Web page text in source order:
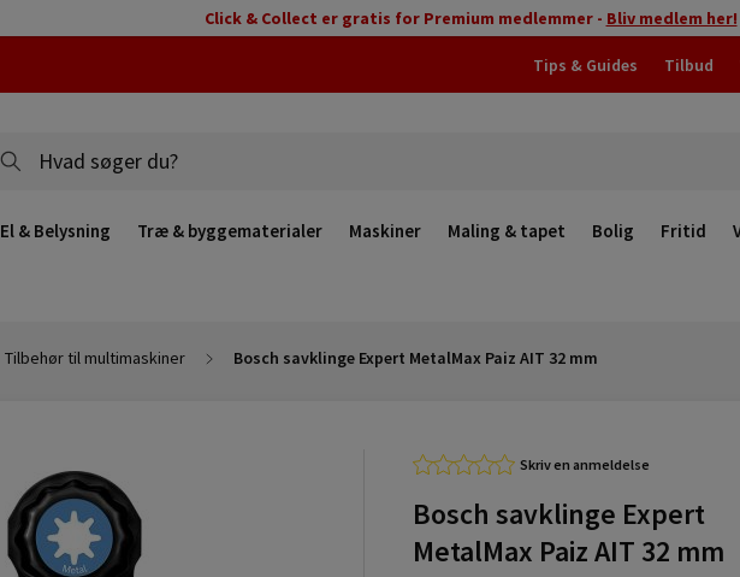
Click & Collect er gratis for Premium medlemmer - Bliv medlem her!
Tips & Guides Tilbud
El & Belysning Træ & byggematerialer Maskiner Maling & tapet Bolig Fritid
Tilbehør til multimaskiner Bosch savklinge Expert MetalMax Paiz AIT 32 mm
Skriv en anmeldelse
Bosch savklinge Expert
MetalMax Paiz AIT 32 mm